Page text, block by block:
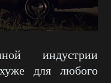
индустрии
для любого